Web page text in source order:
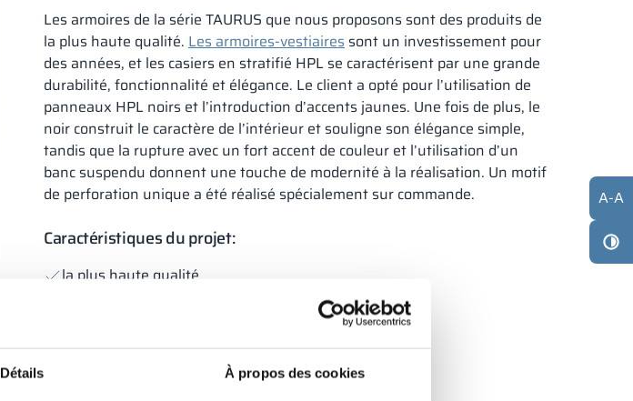
Détails À propos des cookies
Les armoires de la série TAURUS que nous proposons sont des produits de
la plus haute qualité. Les armoires-vestiaires sont un investissement pour
des années, et les casiers en stratifié HPL se caractérisent par une grande
durabilité, fonctionnalité et élégance. Le client a opté pour l’utilisation de
panneaux HPL noirs et l’introduction d’accents jaunes. Une fois de plus, le
noir construit le caractère de l’intérieur et souligne son élégance simple,
tandis que la rupture avec un fort accent de couleur et l’utilisation d’un
banc suspendu donnent une touche de modernité à la réalisation. Un motif
de perforation unique a été réalisé spécialement sur commande.
Caractéristiques du projet:
la plus haute qualité
A-A